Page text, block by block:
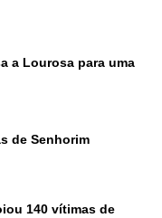
a Lourosa para uma
de Senhorim
140 vítimas de